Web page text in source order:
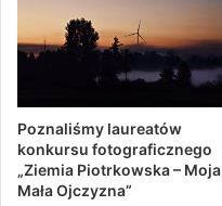
Poznaliśmy laureatów
konkursu fotograficznego
„Ziemia Piotrkowska – Moja
Mała Ojczyzna”